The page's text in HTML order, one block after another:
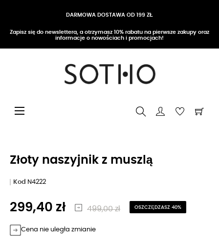
DARMOWA DOSTAWA OD 199 ZŁ
Zapisz się do newslettera, a otrzymasz 10% rabatu na pierwsze zakupy oraz
informacje o nowościach i promocjach!
Przełącz nawigację
☰
Złoty naszyjnik z muszlą
Kod N4222
299,40 zł 499,00 zł OSZCZĘDZASZ 40%
Cena nie uległa zmianie